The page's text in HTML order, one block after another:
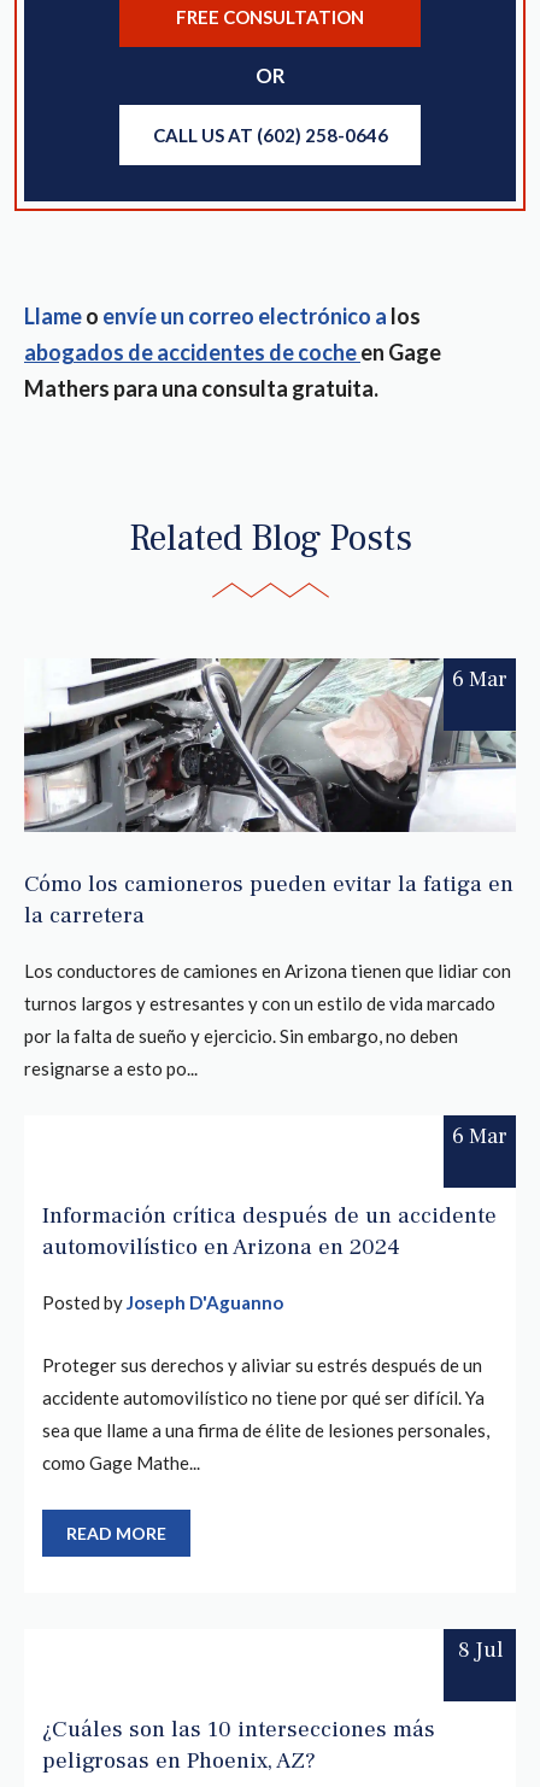
FREE CONSULTATION
OR
CALL US AT (602) 258-0646
Llameo envíe un correo electrónico a los
abogados de accidentes de cocheen Gage
Mathers para una consulta gratuita.
Related Blog Posts
6 Mar
Cómo los camioneros pueden evitar la fatiga en
la carretera
Los conductores de camiones en Arizona tienen que lidiar con
turnos largos y estresantes y con un estilo de vida marcado
por la falta de sueño y ejercicio. Sin embargo, no deben
resignarse a esto po...
6 Mar
Información crítica después de un accidente
automovilístico en Arizona en 2024
Posted byJoseph D'Aguanno
Proteger sus derechos y aliviar su estrés después de un
accidente automovilístico no tiene por qué ser difícil. Ya
sea que llame a una firma de élite de lesiones personales,
como Gage Mathe...
READ MORE
8 Jul
¿Cuáles son las 10 intersecciones más
peligrosas en Phoenix, AZ?